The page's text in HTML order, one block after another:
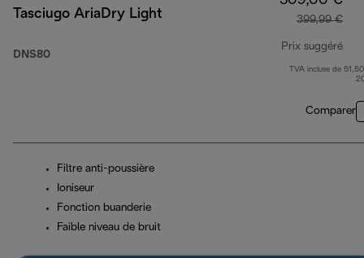
Tasciugo AriaDry Light
DNS80
399,99 €
Prix suggéré
TVA incluse de
Comparer
Filtre anti-poussière
Ioniseur
Fonction buanderie
Faible niveau de bruit